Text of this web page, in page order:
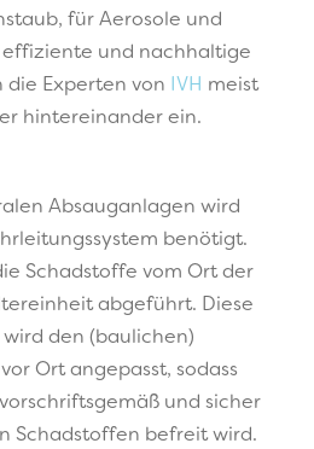
für Aerosole und
und nachhaltige
die Experten von IVH meist
hintereinander ein.
Absauganlagen wird
benötigt.
Schadstoffe vom Ort der
abgeführt. Diese
den (baulichen)
Ort angepasst, sodass
und sicher
Schadstoffen befreit wird.